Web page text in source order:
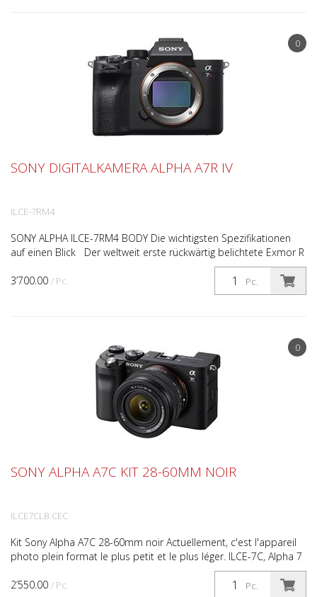
0
3’700.00 / Pc. Pc.
SONY DIGITALKAMERA ALPHA A7R IV
ILCE-7RM4
SONY ALPHA ILCE-7RM4 BODY Die wichtigsten Spezifikationen
auf einen Blick Der weltweit erste rückwärtig belichtete Exmor R
™ CMOS-Bildsensor mit 35-mm-Vollformat und 61...
0
2’550.00 / Pc. Pc.
SONY ALPHA A7C KIT 28-60MM NOIR
ILCE7CLB.CEC
Kit Sony Alpha A7C 28-60mm noir Actuellement, c'est l'appareil
photo plein format le plus petit et le plus léger. ILCE-7C, Alpha 7